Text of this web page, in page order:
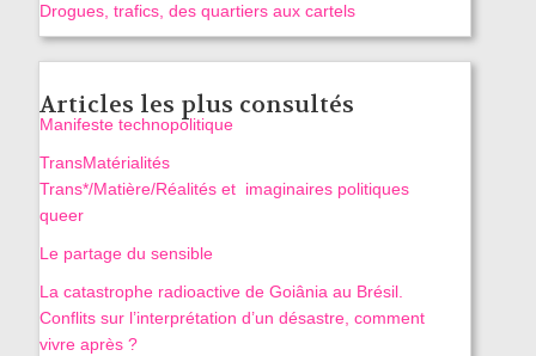
Drogues, trafics, des quartiers aux cartels
Articles les plus consultés
Manifeste technopolitique
TransMatérialités
Trans*/Matière/Réalités et imaginaires politiques
queer
Le partage du sensible
La catastrophe radioactive de Goiânia au Brésil.
Conflits sur l’interprétation d’un désastre, comment
vivre après ?